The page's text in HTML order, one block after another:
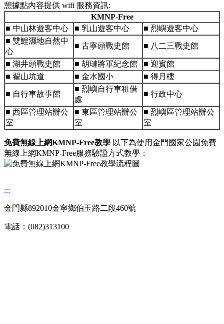
憩據點內容提供 wifi 服務資訊:
KMNP-Free
■ 中山林遊客中心
■ 乳山遊客中心
■ 烈嶼遊客中心
■ 雙鯉濕地自然中
心
■ 古寧頭戰史館 ■ 八二三戰史館
■ 湖井頭戰史館 ■ 胡璉將軍紀念館
■ 迎賓館
■ 翟山坑道
■ 金水國小 ■ 得月樓
■ 自行車故事館
■ 烈嶼自行車租借
處
■ 行政中心
■ 西區管理站辦公
室
■ 東區管理站辦公
室
■ 烈嶼區管理站辦公
室
免費無線上網KMNP-Free教學 以下為使用金門國家公園免費
無線上網KMNP-Free服務驗證方式教學：
:::
金門縣892010金寧鄉伯玉路二段460號
電話：(082)313100